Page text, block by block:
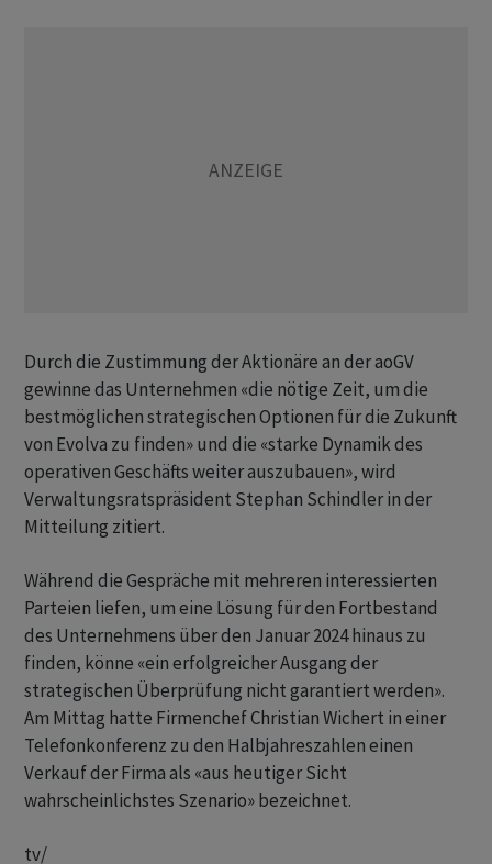
Durch die Zustimmung der Aktionäre an der aoGV
gewinne das Unternehmen «die nötige Zeit, um die
bestmöglichen strategischen Optionen für die Zukunft
von Evolva zu finden» und die «starke Dynamik des
operativen Geschäfts weiter auszubauen», wird
Verwaltungsratspräsident Stephan Schindler in der
Mitteilung zitiert.
Während die Gespräche mit mehreren interessierten
Parteien liefen, um eine Lösung für den Fortbestand
des Unternehmens über den Januar 2024 hinaus zu
finden, könne «ein erfolgreicher Ausgang der
strategischen Überprüfung nicht garantiert werden».
Am Mittag hatte Firmenchef Christian Wichert in einer
Telefonkonferenz zu den Halbjahreszahlen einen
Verkauf der Firma als «aus heutiger Sicht
wahrscheinlichstes Szenario» bezeichnet.
tv/